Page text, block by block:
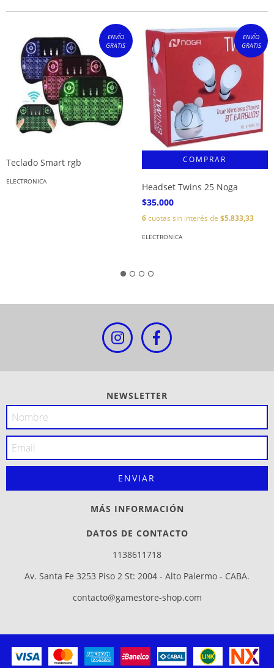
ENVÍO
GRATIS
Teclado Smart rgb
ELECTRONICA
ENVÍO
GRATIS
Headset Twins 25 Noga
$35.000
6cuotas sin interés de $5.833,33
ELECTRONICA
NEWSLETTER
MÁS INFORMACIÓN
DATOS DE CONTACTO
1138611718
Av. Santa Fe 3253 Piso 2 St: 2004 - Alto Palermo - CABA.
contacto@gamestore-shop.com